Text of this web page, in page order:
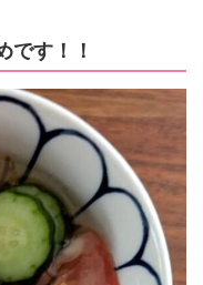
です！！